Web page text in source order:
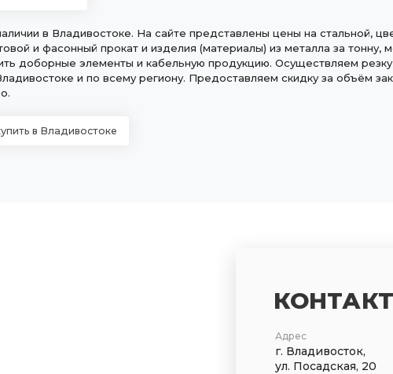
в Владивостоке. На сайте представлены цены на стальной,
и фасонный прокат и изделия (материалы) из металла за тонну,
доборные элементы и кабельную продукцию. Осуществляем
и по всему региону. Предоставляем скидку за объём
в Владивостоке
Адрес
г. Владивосток,
ул. Посадская, 20